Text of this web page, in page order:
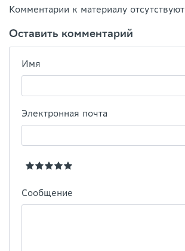
Комментарии к материалу отсутствуют
Оставить комментарий
Имя
Электронная почта
Сообщение